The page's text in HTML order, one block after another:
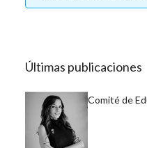
Últimas publicaciones
Comité de